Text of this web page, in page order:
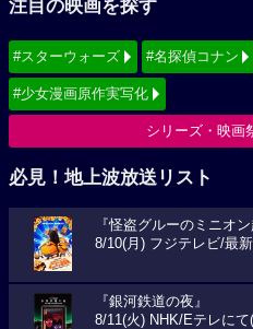
注目の映画を探す
#スターウォーズ #名探偵コナン
#少女漫画原作実写化
シリーズ・映画
必見！地上波放送リスト
『怪盗グルーのミニオン
8/10(月) フジテレビ/最
『銀河鉄道の夜』
8/11(火) NHK/Eテレにて